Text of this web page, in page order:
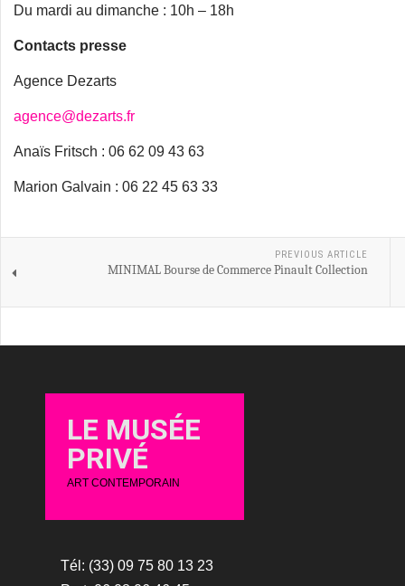
Du mardi au dimanche : 10h – 18h
Contacts presse
Agence Dezarts
agence@dezarts.fr
Anaïs Fritsch : 06 62 09 43 63
Marion Galvain : 06 22 45 63 33
PREVIOUS ARTICLE
MINIMAL Bourse de Commerce Pinault Collection
LE MUSÉE
PRIVÉ
ART CONTEMPORAIN
Tél: (33) 09 75 80 13 23